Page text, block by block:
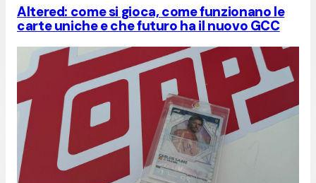
Altered: come si gioca, come funzionano le
carte uniche e che futuro ha il nuovo GCC